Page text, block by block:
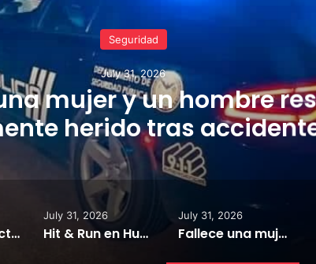
31, 2026
y un hombre resulta
tras accidente en
Cidra
Con desperfectos mecánicos lancha que transporta ciudadanos a islas municipio
July 31, 2026
Hit & Run en Humacao deja ciclista con heridas graves
July 31, 2026
Fallece una mujer y un hombre resulta gravemente herido tras accidente en Cidra